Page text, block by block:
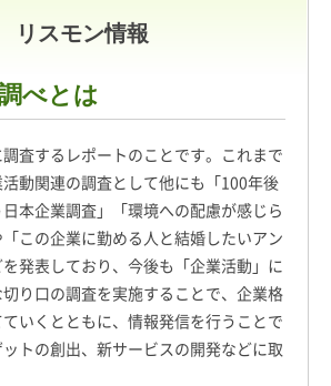
リスモン情報
べとは
調査するレポートのことです。これまで
活動関連の調査として他にも「100年後
本企業調査」「環境への配慮が感じら
この企業に勤める人と結婚したいアン
発表しており、今後も「企業活動」に
り口の調査を実施することで、企業格
いくとともに、情報発信を行うことで
トの創出、新サービスの開発などに取